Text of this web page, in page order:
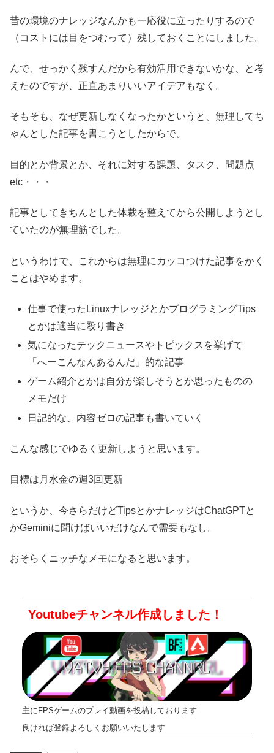
昔の環境のナレッジなんかも一応役に立ったりするので
（コストには目をつむって）残しておくことにしました。
んで、せっかく残すんだから有効活用できないかな、と考
えたのですが、正直あまりいいアイデアもなく。
そもそも、なぜ更新しなくなったかというと、無理してち
ゃんとした記事を書こうとしたからで。
目的とか背景とか、それに対する課題、タスク、問題点
etc・・・
記事としてきちんとした体裁を整えてから公開しようとし
ていたのが無理筋でした。
というわけで、これからは無理にカッコつけた記事をかく
ことはやめます。
仕事で使ったLinuxナレッジとかプログラミングTips
とかは適当に殴り書き
気になったテックニュースやトピックスを挙げて
「へーこんなんあるんだ」的な記事
ゲーム紹介とかは自分が楽しそうとか思ったものの
メモだけ
日記的な、内容ゼロの記事も書いていく
こんな感じでゆるく更新しようと思います。
目標は月水金の週3回更新
というか、今さらだけどTipsとかナレッジはChatGPTと
かGeminiに聞けばいいだけなんで需要もなし。
おそらくニッチなメモになると思います。
Youtubeチャンネル作成しました！
主にFPSゲームのプレイ動画を投稿しております
良ければ登録よろしくお願いいたします